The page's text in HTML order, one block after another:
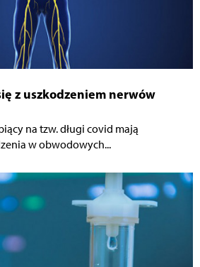
z uszkodzeniem nerwów
na tzw. długi covid mają
w obwodowych...